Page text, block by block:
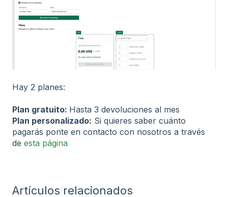
Hay 2 planes:
Plan gratuito: Hasta 3 devoluciones al mes
Plan personalizado: Si quieres saber cuánto
pagarás ponte en contacto con nosotros a través
de esta página
Artículos relacionados